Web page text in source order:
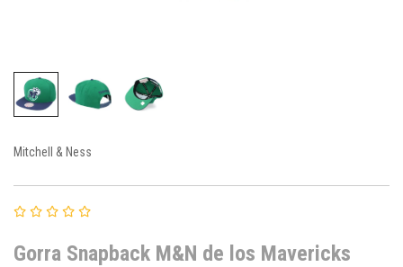
Mitchell & Ness
Gorra Snapback M&N de los Mavericks